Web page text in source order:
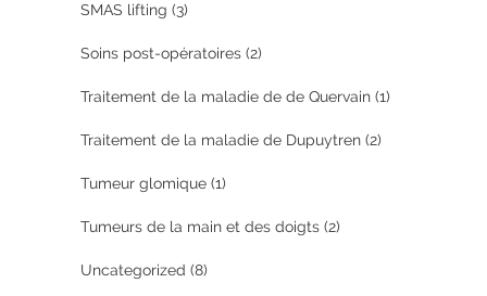
SMAS lifting (3)
Soins post-opératoires (2)
Traitement de la maladie de de Quervain (1)
Traitement de la maladie de Dupuytren (2)
Tumeur glomique (1)
Tumeurs de la main et des doigts (2)
Uncategorized (8)